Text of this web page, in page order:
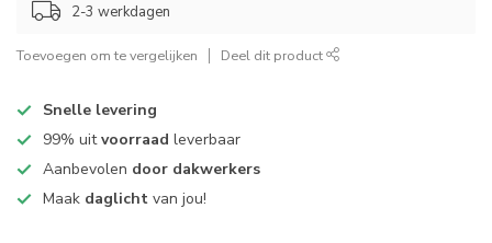
2-3 werkdagen
Toevoegen om te vergelijken Deel dit product
Snelle levering
99% uitvoorraad leverbaar
Aanbevolen door dakwerkers
Maak daglicht van jou!